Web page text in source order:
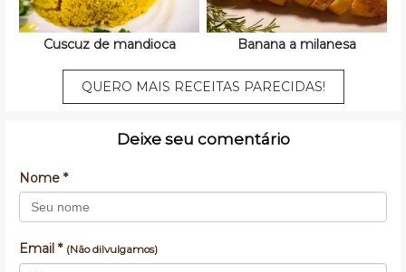
Cuscuz de mandioca Banana a milanesa
QUERO MAIS RECEITAS PARECIDAS!
Deixe seu comentário
Nome *
Email * (Não dilvulgamos)